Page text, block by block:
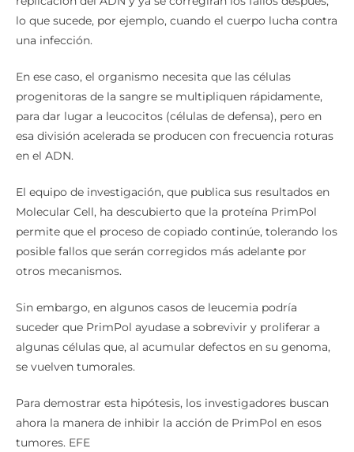
lo que sucede, por ejemplo, cuando el cuerpo lucha contra
una infección.
En ese caso, el organismo necesita que las células
progenitoras de la sangre se multipliquen rápidamente,
para dar lugar a leucocitos (células de defensa), pero en
esa división acelerada se producen con frecuencia roturas
en el ADN.
El equipo de investigación, que publica sus resultados en
Molecular Cell, ha descubierto que la proteína PrimPol
permite que el proceso de copiado continúe, tolerando los
posible fallos que serán corregidos más adelante por
otros mecanismos.
Sin embargo, en algunos casos de leucemia podría
suceder que PrimPol ayudase a sobrevivir y proliferar a
algunas células que, al acumular defectos en su genoma,
se vuelven tumorales.
Para demostrar esta hipótesis, los investigadores buscan
ahora la manera de inhibir la acción de PrimPol en esos
tumores. EFE